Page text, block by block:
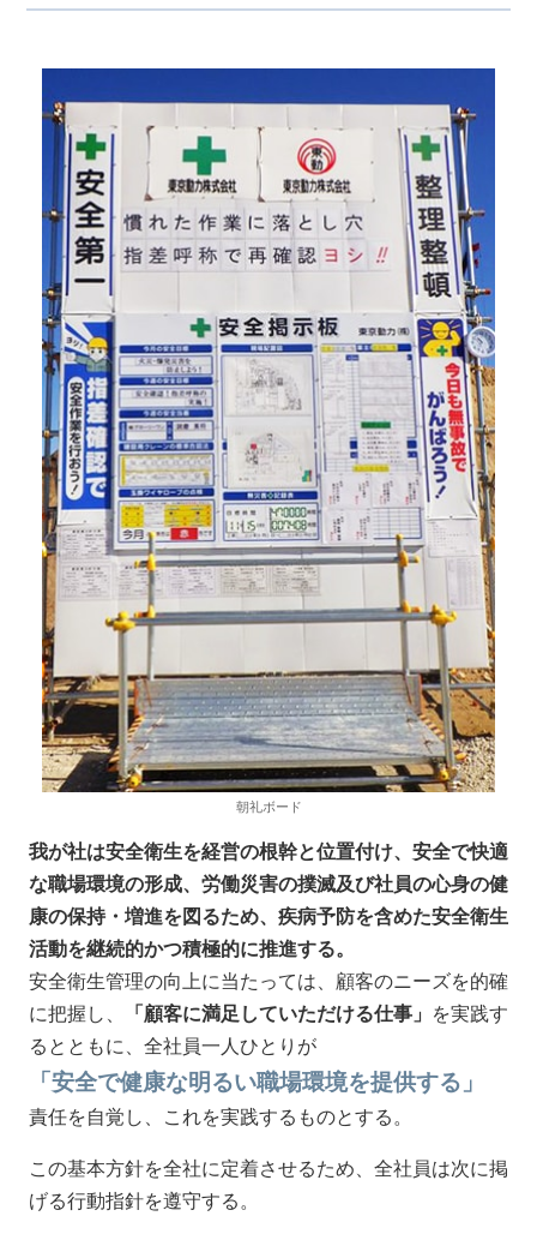
朝礼ボード
我が社は安全衛生を経営の根幹と位置付け、安全で快適
な職場環境の形成、労働災害の撲滅及び社員の心身の健
康の保持・増進を図るため、疾病予防を含めた安全衛生
活動を継続的かつ積極的に推進する。
安全衛生管理の向上に当たっては、顧客のニーズを的確
に把握し、
「顧客に満足していただける仕事」 を実践す
るとともに、全社員一人ひとりが
「安全で健康な明るい職場環境を提供する」
責任を自覚し、これを実践するものとする。
この基本方針を全社に定着させるため、全社員は次に掲
げる行動指針を遵守する。